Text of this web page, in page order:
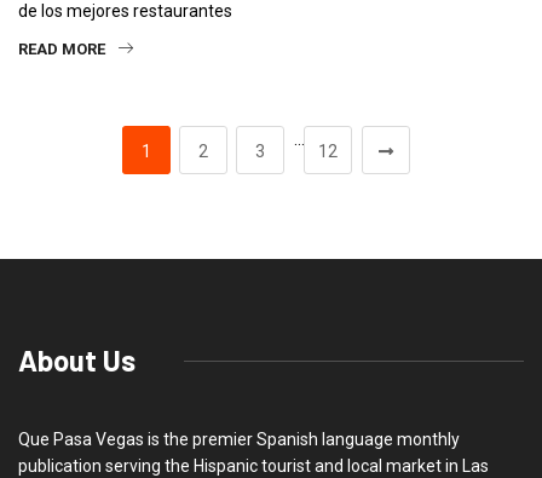
de los mejores restaurantes
READ MORE
1 2 3
…
12
About Us
Que Pasa Vegas is the premier Spanish language monthly
publication serving the Hispanic tourist and local market in Las